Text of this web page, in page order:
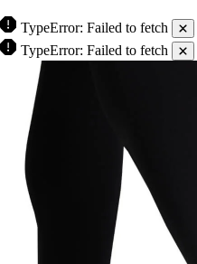
TypeError: Failed to fetch
TypeError: Failed to fetch